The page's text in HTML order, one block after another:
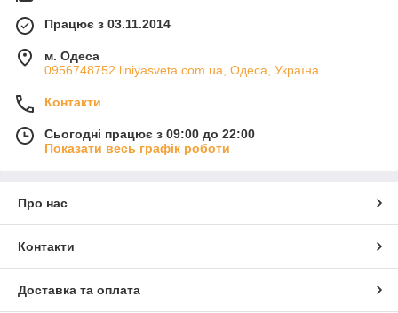
Працює з 03.11.2014
м. Одеса
0956748752 liniyasveta.com.ua, Одеса, Україна
Контакти
Сьогодні працює з 09:00 до 22:00
Показати весь графік роботи
Про нас
Контакти
Доставка та оплата